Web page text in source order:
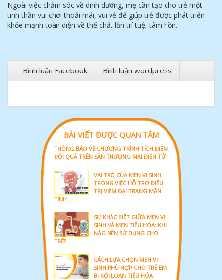
Ngoài việc chăm sóc về dinh dưỡng, mẹ cần tạo cho trẻ một
tinh thần vui chơi thoải mái, vui vẻ để giúp trẻ được phát triển
khỏe mạnh toàn diện về thể chất lẫn trí tuệ, tâm hồn.
Bình luận Facebook Bình luận wordpress
BÀI VIẾT ĐƯỢC QUAN TÂM
THÔNG BÁO VỀ CHƯƠNG TRÌNH TÍCH ĐIỂM
ĐỔI QUÀ TRÊN SÀN THƯƠNG MẠI ĐIỆN TỬ
VAI TRÒ CỦA MEN VI SINH
TRONG VIỆC HỖ TRỢ ĐIỀU
TRỊ VIÊM ĐẠI TRÀNG MÃN
TÍNH
SỰ KHÁC BIỆT GIỮA MEN VI
SINH VÀ MEN TIÊU HÓA: KHI
NÀO NÊN SỬ DỤNG CHO
TRẺ?
CÁCH LỰA CHỌN MEN VI
SINH PHÙ HỢP CHO TRẺ EM
BỊ RỐI LOẠN TIÊU HÓA